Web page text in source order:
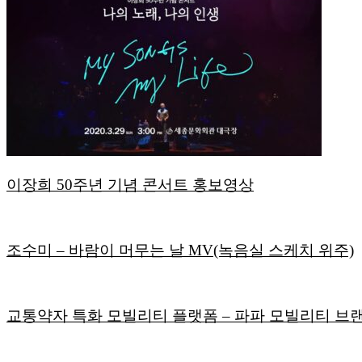
이장희 50주년 기념 콘서트 홍보영상
조수미 – 바람이 머무는 날 MV(녹음실 스케치 위주)
교통약자 특화 모빌리티 플랫폼 – 파파 모빌리티 브